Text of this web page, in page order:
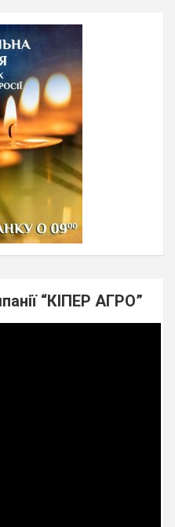
“КІПЕР АГРО”